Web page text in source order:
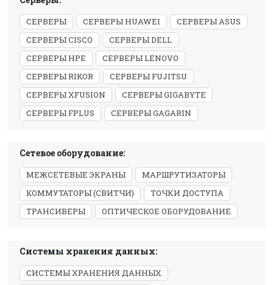
СЕРВЕРЫ СЕРВЕРЫ HUAWEI
СЕРВЕРЫ ASUS
СЕРВЕРЫ CISCO
СЕРВЕРЫ DELL
СЕРВЕРЫ HPE
СЕРВЕРЫ LENOVO
СЕРВЕРЫ RIKOR
СЕРВЕРЫ FUJITSU
СЕРВЕРЫ XFUSION
СЕРВЕРЫ GIGABYTE
СЕРВЕРЫ FPLUS
СЕРВЕРЫ GAGARIN
Сетевое оборудование:
МЕЖСЕТЕВЫЕ ЭКРАНЫ
МАРШРУТИЗАТОРЫ
КОММУТАТОРЫ (СВИТЧИ)
ТОЧКИ ДОСТУПА
ТРАНСИВЕРЫ
ОПТИЧЕСКОЕ ОБОРУДОВАНИЕ
Системы хранения данных:
СИСТЕМЫ ХРАНЕНИЯ ДАННЫХ